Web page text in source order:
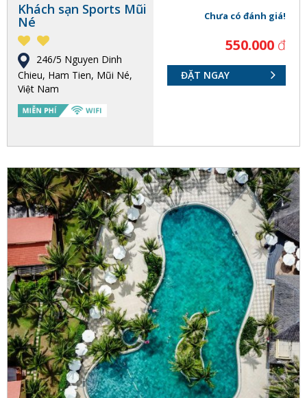
Khách sạn Sports Mũi
Né
246/5 Nguyen Dinh
Chieu, Ham Tien, Mũi Né,
Việt Nam
Chưa có đánh giá!
550.000 đ
ĐẶT NGAY